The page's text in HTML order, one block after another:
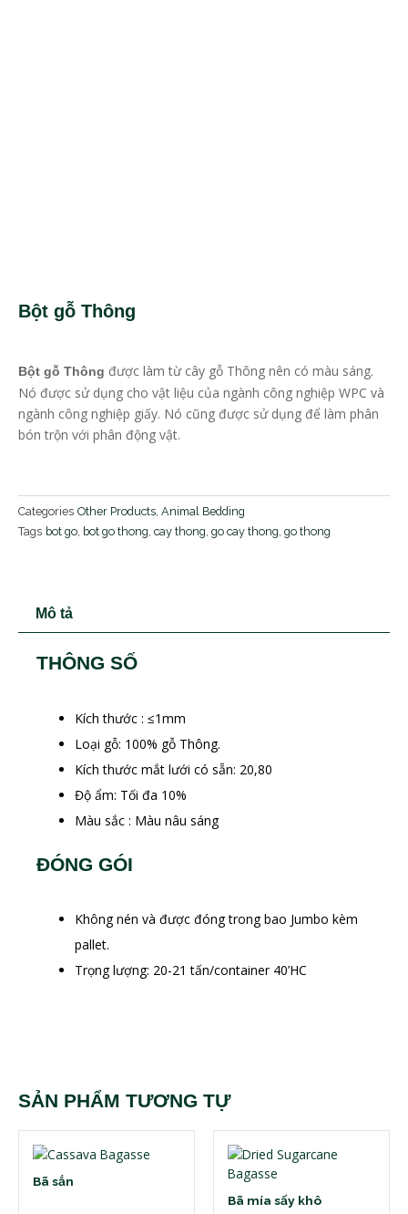
Bột gỗ Thông
Bột gỗ Thông được làm từ cây gỗ Thông nên có màu sáng.
Nó được sử dụng cho vật liệu của ngành công nghiệp WPC và
ngành công nghiệp giấy. Nó cũng được sử dụng để làm phân
bón trộn với phân động vật.
Categories Other Products, Animal Bedding
Tags bot go, bot go thong, cay thong, go cay thong, go thong
Mô tả
THÔNG SỐ
Kích thước : ≤1mm
Loại gỗ: 100% gỗ Thông.
Kích thước mắt lưới có sẵn: 20,80
Độ ẩm: Tối đa 10%
Màu sắc : Màu nâu sáng
ĐÓNG GÓI
Không nén và được đóng trong bao Jumbo kèm
pallet.
Trọng lượng: 20-21 tấn/container 40’HC
SẢN PHẨM TƯƠNG TỰ
Bã sắn
Bã mía sấy khô